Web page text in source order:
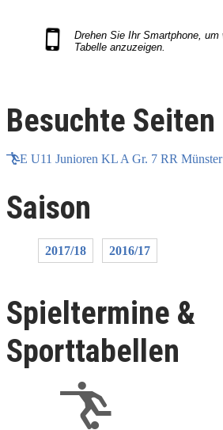
Besuchte Seiten
E U11 Junioren KL A Gr. 7 RR Münster
Saison
2017/18 2016/17
Spieltermine &
Sporttabellen